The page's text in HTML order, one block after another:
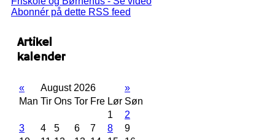
Abonnér på dette RSS feed
Artikel
kalender
« August 2026
»
Man Tir Ons Tor Fre Lør Søn
1
2
3
4 5 6 7 8
9